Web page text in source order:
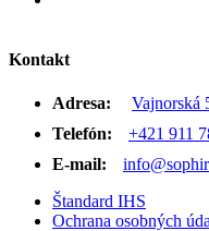
Kontakt
Adresa:
Vajnorská
Telefón:
+421 911
E-mail:
Štandard IHS
Ochrana osobných